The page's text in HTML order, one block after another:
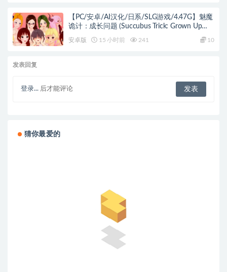
【PC/安卓/AI汉化/日系/SLG游戏/4.47G】魅魔
诡计：成长问题 (Succubus Trick: Grown Up
Problem) Ver0.9.7 AI汉化版+PC+安卓+日系SLG
游戏+4.47G
安卓版 15 小时前 241 10
发表回复
登录... 后才能评论
猜你最爱的